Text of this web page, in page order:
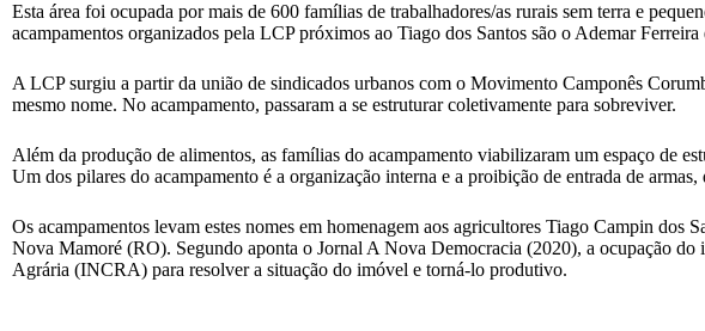
Esta área foi ocupada por mais de 600 famílias de trabalhadores/as rurais sem terra e
acampamentos organizados pela LCP próximos ao Tiago dos Santos são o Ademar
A LCP surgiu a partir da união de sindicados urbanos com o Movimento Camponês
mesmo nome. No acampamento, passaram a se estruturar coletivamente para sobreviver.
Além da produção de alimentos, as famílias do acampamento viabilizaram um espaço de
Um dos pilares do acampamento é a organização interna e a proibição de entrada de armas,
Os acampamentos levam estes nomes em homenagem aos agricultores Tiago Campin
Nova Mamoré (RO). Segundo aponta o Jornal A Nova Democracia (2020), a ocupação
Agrária (INCRA) para resolver a situação do imóvel e torná-lo produtivo.